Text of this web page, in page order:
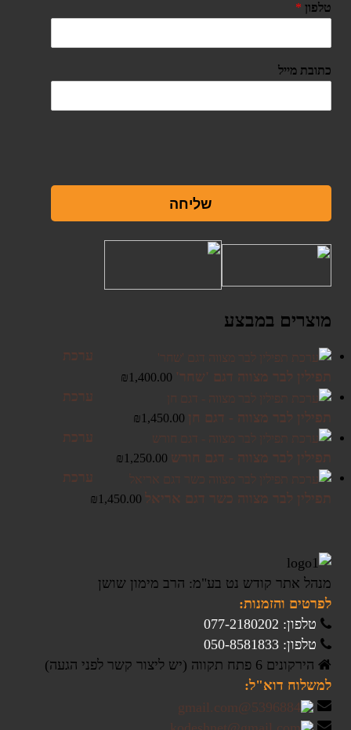
טלפון *
כתובת מייל
שליחה
מוצרים במבצע
ערכת
תפילין לבר מצווה דגם 'שחר'
₪1,400.00
ערכת
תפילין לבר מצווה - דגם חן
₪1,450.00
ערכת
תפילין לבר מצווה - דגם חורש
₪1,250.00
ערכת
תפילין לבר מצווה כשר דגם אריאל
₪1,450.00
מנהל אתר קודש נט בע"מ: הרב מימון שושן
לפרטים והזמנות:
טלפון: 077-2180202
טלפון: 050-8581833
הירקונים 6 פתח תקווה (יש ליצור קשר לפני הגעה)
למשלוח דוא"ל: